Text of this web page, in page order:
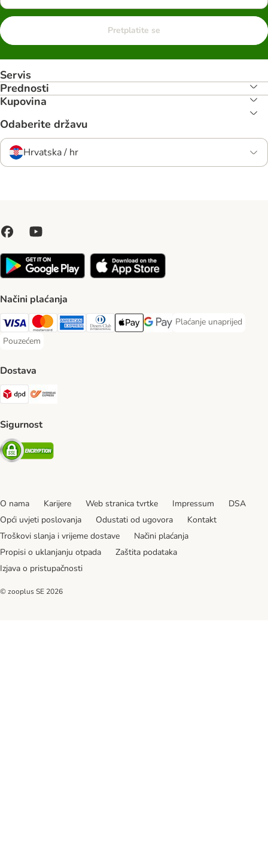
Pretplatite se
Servis
Prednosti
Kupovina
Odaberite državu
Hrvatska / hr
Načini plaćanja
Visa Payment Method
MasterCard Payment Method
American Express Payment Method
Diners Club Payment Method
Payment MethodGoogle pay Payment Method
Plaćanje unaprijed
Plaćanje unaprijed
Pouzećem
Pouzećem Payment Method
Dostava
DPD Shipping Method
Sigurnost
Security
O nama Karijere Web stranica tvrtke Impressum
DSA
Opći uvjeti poslovanja
Odustati od ugovora
Kontakt
Troškovi slanja i vrijeme dostave
Načini plaćanja
Propisi o uklanjanju otpada
Zaštita podataka
Izjava o pristupačnosti
© zooplus SE 2026